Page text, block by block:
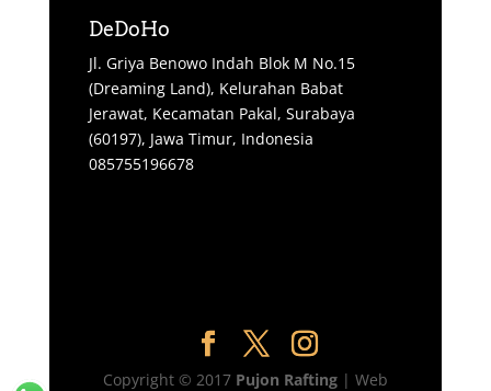
DeDoHo
Jl. Griya Benowo Indah Blok M No.15
(Dreaming Land), Kelurahan Babat
Jerawat, Kecamatan Pakal, Surabaya
(60197), Jawa Timur, Indonesia
085755196678
Copyright © 2017 Pujon Rafting| Web